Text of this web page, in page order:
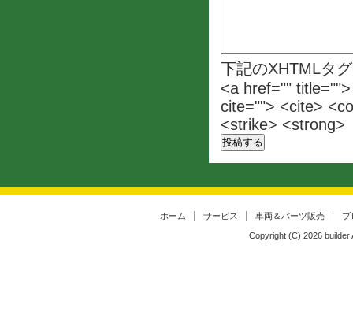
下記のXHTMLタ
<a href=""
cite=""> <cite>
<strike> <strong>
ホーム サービス 車両＆パーツ販売 ブ
Copyright (C) 2026 builder